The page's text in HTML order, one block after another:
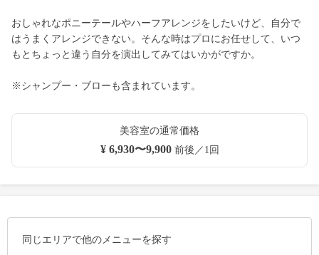
おしゃれなポニーテールやハーフアレンジをしたいけど、自分で
はうまくアレンジできない。そんな時はプロにお任せして、いつ
もとちょっと違う自分を演出してみてはいかがですか。
※シャンプー・ブローも含まれています。
美容室の通常価格
¥ 6,930〜9,900前後／1回
同じエリアで他のメニューを探す